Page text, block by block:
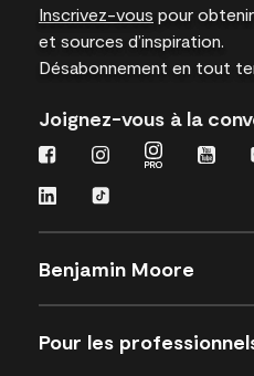
Inscrivez-vous pour
et sources d’inspiration.
Désabonnement en tout
Joignez-vous à la
Benjamin Moore
Pour les